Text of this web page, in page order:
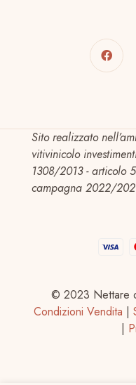
© 2023 Nettare
Condizioni Vendita |
|
Sito realizzato
vitivinicolo
1308/2013 - articolo
campagna 2022/